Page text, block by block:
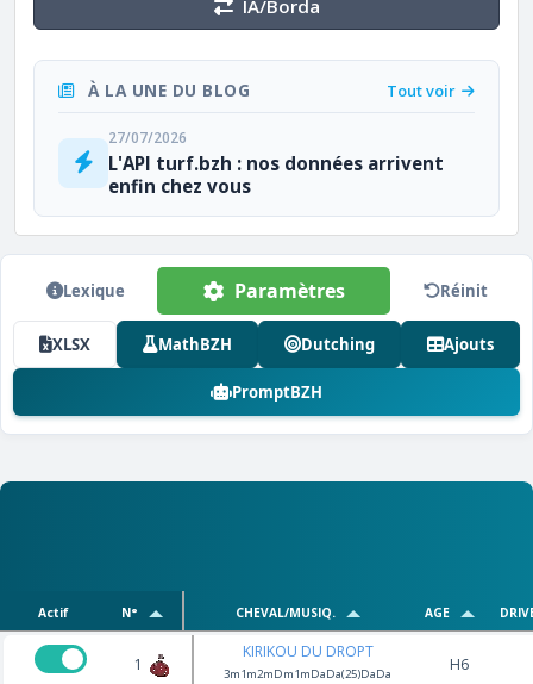
IA/Borda
À LA UNE DU BLOG Tout voir
27/07/2026
L'API turf.bzh : nos données arrivent
enfin chez vous
Lexique Paramètres Réinit
XLSX MathBZH Dutching Ajouts
PromptBZH
Actif N° CHEVAL/MUSIQ. AGE
1
KIRIKOU DU DROPT
3m1m2mDm1mDaDa(25)DaDa H6